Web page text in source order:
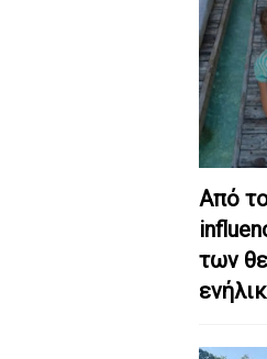
Από
των